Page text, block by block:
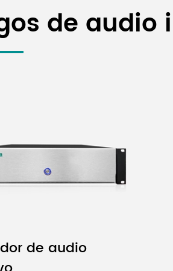
de audio
de audio